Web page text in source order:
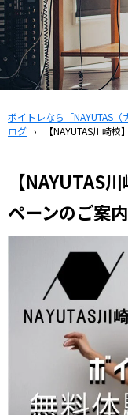
ボイトレなら「NAYUTAS（
ログ › 【NAYUTAS川崎
【NAYUTAS
ペーンのご案